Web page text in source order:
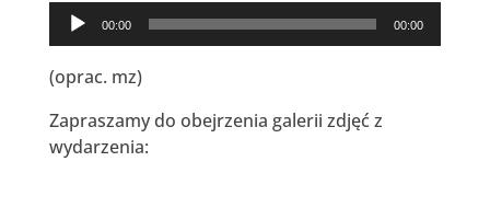
Odtwarzacz
plików
dźwiękowych
00:00 00:00
(oprac. mz)
Zapraszamy do obejrzenia galerii zdjęć z
wydarzenia: